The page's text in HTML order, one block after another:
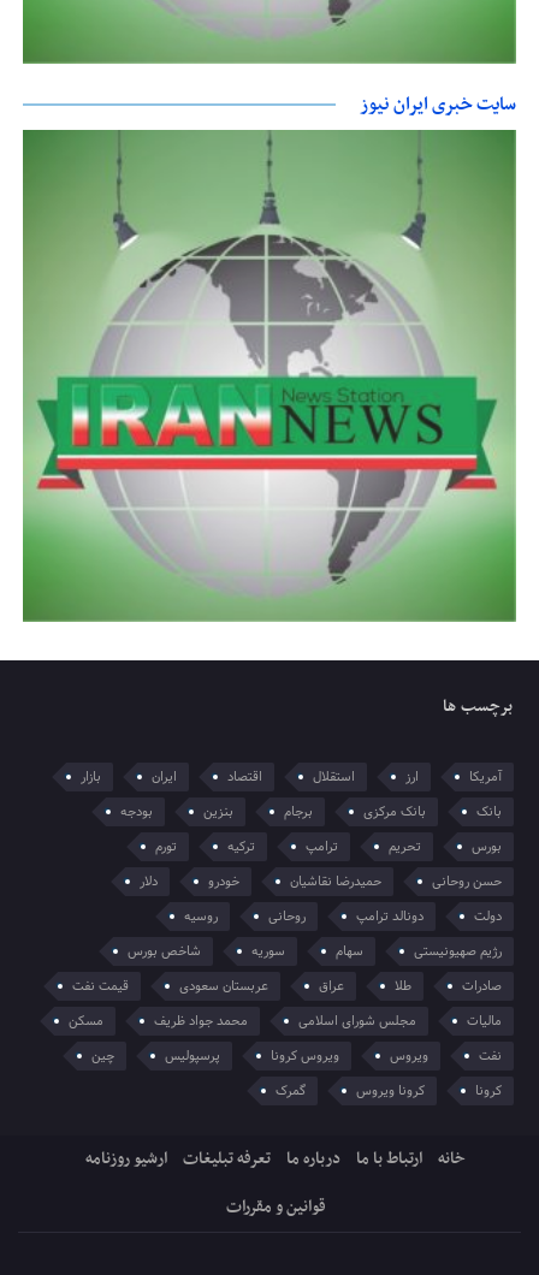
سایت خبری ایران نیوز
برچسب ها
آمریکا ارز استقلال اقتصاد ایران
بازار
بانک
بانک مرکزی برجام بنزین
بودجه
بورس
تحریم ترامپ ترکیه
تورم
حسن روحانی
حمیدرضا نقاشیان خودرو
دلار
دولت
دونالد ترامپ روحانی
روسیه
رژیم صهیونیستی
سهام سوریه
شاخص بورس
صادرات
طلا عراق عربستان سعودی
قیمت نفت
مالیات
مجلس شورای اسلامی محمد جواد ظریف
مسکن
نفت
ویروس ویروس کرونا پرسپولیس
چین
کرونا
کرونا ویروس گمرک
خانه ارتباط با ما درباره ما تعرفه تبلیغات ارشیو روزنامه
قوانین و مقررات